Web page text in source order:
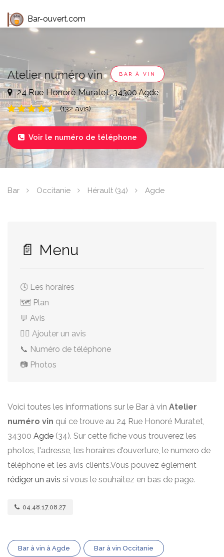
Bar-ouvert.com
Atelier numéro vin BAR À VIN
24 Rue Honoré Muratet, 34300 Agde
(132 avis)
 Voir le numéro de téléphone
Bar Occitanie Hérault (34) Agde
📄 Menu
🕓 Les horaires
🗺️ Plan
💬 Avis
✍🏻 Ajouter un avis
📞 Numéro de téléphone
📷 Photos
Voici toutes les informations sur le Bar à vin Atelier
numéro vin qui ce trouve au 24 Rue Honoré Muratet,
34300 Agde (34). Sur cette fiche vous trouverez les
photos, l'adresse, les horaires d'ouverture, le numero de
téléphone et les avis clients.Vous pouvez églement
rédiger un avis si vous le souhaitez en bas de page.
04.48.17.08.27
Bar à vin à Agde Bar à vin Occitanie